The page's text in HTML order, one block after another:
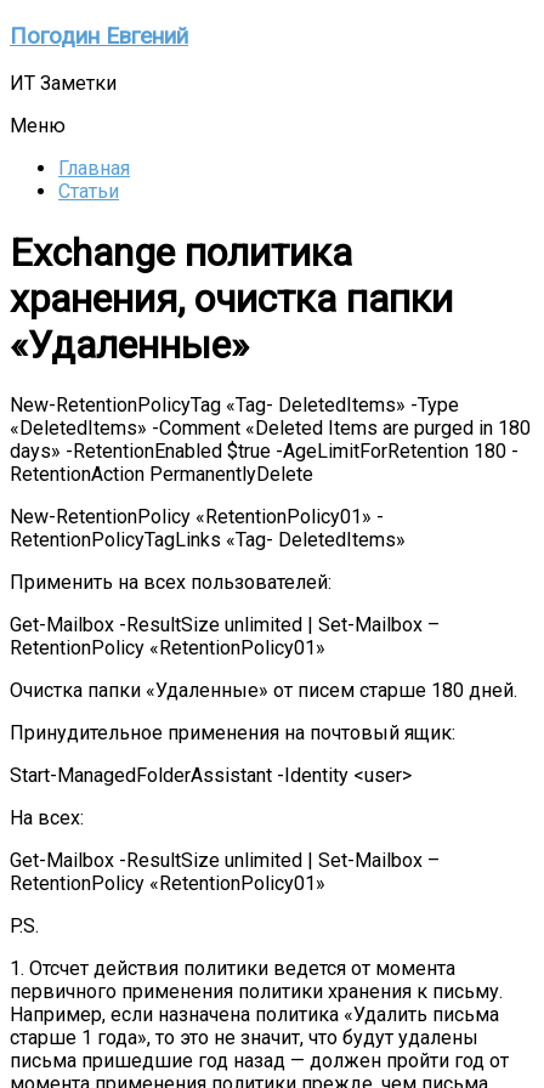
Перейти
содержимому
Погодин Евгений
ИТ Заметки
Меню
Главная
Статьи
Exchange политика
хранения, очистка папки
«Удаленные»
New-RetentionPolicyTag «Tag- DeletedItems» -Type
«DeletedItems» -Comment «Deleted Items are purged in 180
days» -RetentionEnabled $true -AgeLimitForRetention 180 -
RetentionAction PermanentlyDelete
New-RetentionPolicy «RetentionPolicy01» -
RetentionPolicyTagLinks «Tag- DeletedItems»
Применить на всех пользователей:
Get-Mailbox -ResultSize unlimited | Set-Mailbox –
RetentionPolicy «RetentionPolicy01»
Очистка папки «Удаленные» от писем старше 180 дней.
Принудительное применения на почтовый ящик:
Start-ManagedFolderAssistant -Identity <user>
На всех:
Get-Mailbox -ResultSize unlimited | Set-Mailbox –
RetentionPolicy «RetentionPolicy01»
P.S.
1. Отсчет действия политики ведется от момента
первичного применения политики хранения к письму.
Например, если назначена политика «Удалить письма
старше 1 года», то это не значит, что будут удалены
письма пришедшие год назад — должен пройти год от